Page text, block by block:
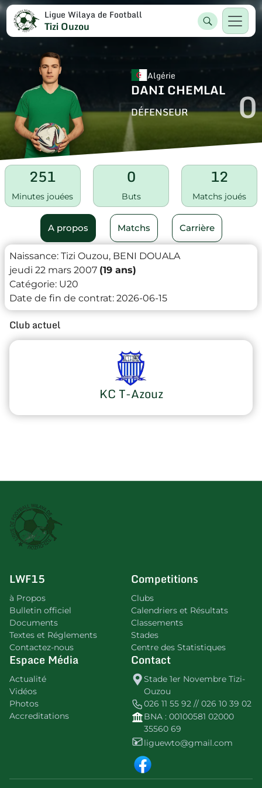
Ligue Wilaya de Football
Tizi Ouzou
Algérie
DANI CHEMLAL
DÉFENSEUR 0
251
Minutes jouées
0
Buts
12
Matchs joués
A propos Matchs Carrière
Naissance: Tizi Ouzou, BENI DOUALA
jeudi 22 mars 2007 (19 ans)
Catégorie: U20
Date de fin de contrat: 2026-06-15
Club actuel
KC T-Azouz
LWF15
à Propos
Bulletin officiel
Documents
Textes et Réglements
Contactez-nous
Competitions
Clubs
Calendriers et Résultats
Classements
Stades
Centre des Statistiques
Espace Média
Actualité
Vidéos
Photos
Accreditations
Contact
Stade 1er Novembre Tizi-
Ouzou
026 11 55 92 // 026 10 39 02
BNA : 00100581 02000
35560 69
liguewto@gmail.com